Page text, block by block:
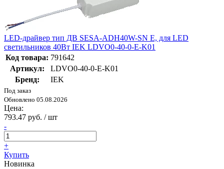
LED-драйвер тип ДВ SESA-ADH40W-SN Е, для LED
светильников 40Вт IEK LDVO0-40-0-E-K01
Код товара: 791642
Артикул:
LDVO0-40-0-E-K01
Бренд:
IEK
Под заказ
Обновлено 05.08.2026
Цена:
793.47 руб. / шт
-
+
Купить
Новинка